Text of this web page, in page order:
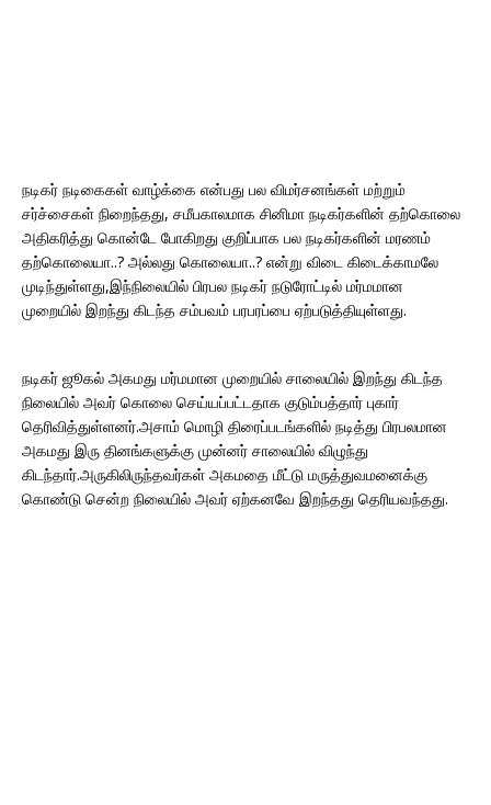
நடிகர் நடிகைகள் வாழ்க்கை என்பது பல விமர்சனங்கள் மற்றும்
சர்ச்சைகள் நிறைந்தது, சமீபகாலமாக சினிமா நடிகர்களின் தற்கொலை
அதிகரித்து கொன்டே போகிறது குறிப்பாக பல நடிகர்களின் மரணம்
தற்கொலையா..? அல்லது கொலையா..? என்று விடை கிடைக்காமலே
முடிந்துள்ளது,இந்நிலையில் பிரபல நடிகர் நடுரோட்டில் மர்மமான
முறையில் இறந்து கிடந்த சம்பவம் பரபரப்பை ஏற்படுத்தியுள்ளது.
நடிகர் ஜூகல் அகமது மர்மமான முறையில் சாலையில் இறந்து கிடந்த
நிலையில் அவர் கொலை செய்யப்பட்டதாக குடும்பத்தார் புகார்
தெரிவித்துள்ளனர்.அசாம் மொழி திரைப்படங்களில் நடித்து பிரபலமான
அகமது இரு தினங்களுக்கு முன்னர் சாலையில் விழுந்து
கிடந்தார்.அருகிலிருந்தவர்கள் அகமதை மீட்டு மருத்துவமனைக்கு
கொண்டு சென்ற நிலையில் அவர் ஏற்கனவே இறந்தது தெரியவந்தது.